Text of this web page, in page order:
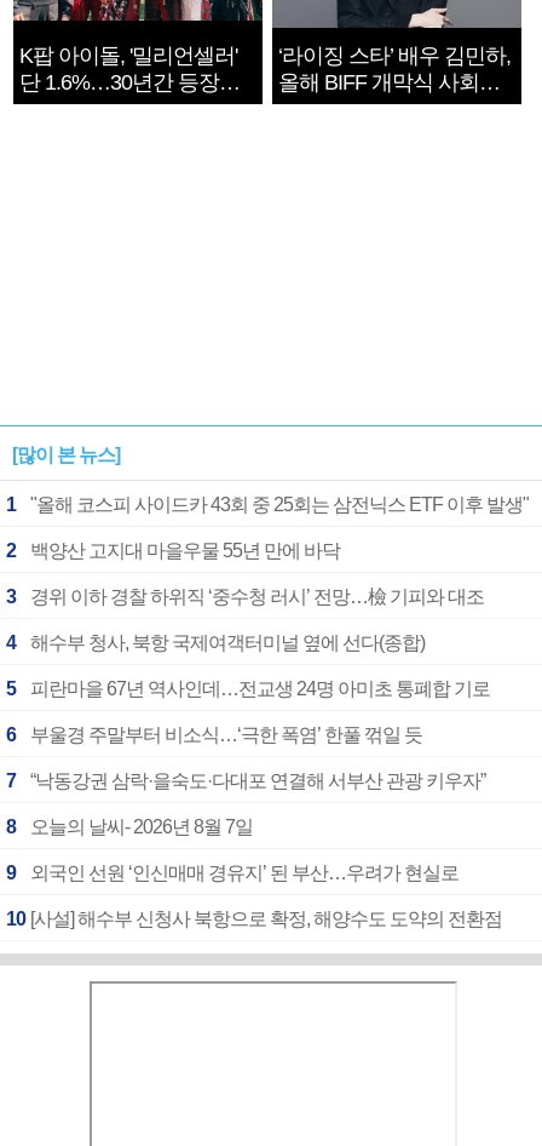
K팝 아이돌, '밀리언셀러'
단 1.6%…30년간 등장
1182개팀 전수조사
‘라이징 스타’ 배우 김민하,
올해 BIFF 개막식 사회자
확정
[많이 본 뉴스]
1 "올해 코스피 사이드카 43회 중 25회는 삼전닉스 ETF 이후 발생"
2 백양산 고지대 마을우물 55년 만에 바닥
3 경위 이하 경찰 하위직 ‘중수청 러시’ 전망…檢 기피와 대조
4 해수부 청사, 북항 국제여객터미널 옆에 선다(종합)
5 피란마을 67년 역사인데…전교생 24명 아미초 통폐합 기로
6 부울경 주말부터 비소식…‘극한 폭염’ 한풀 꺾일 듯
7 “낙동강권 삼락·을숙도·다대포 연결해 서부산 관광 키우자”
8 오늘의 날씨- 2026년 8월 7일
9 외국인 선원 ‘인신매매 경유지’ 된 부산…우려가 현실로
10 [사설] 해수부 신청사 북항으로 확정, 해양수도 도약의 전환점